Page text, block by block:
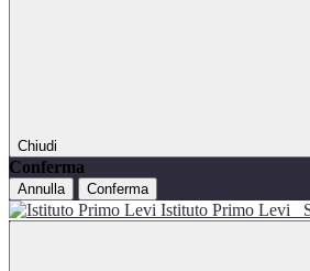
Chiudi
Conferma
Annulla Conferma
Istituto Primo Levi